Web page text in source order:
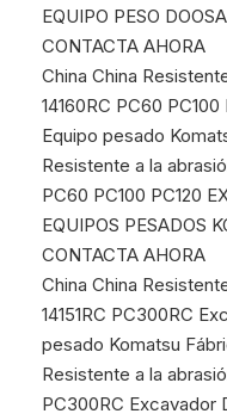
EQUIPO PESO
CONTACTA AHORA
China China
14160RC PC60
Equipo pesado
Resistente a la
PC60 PC100 PC120
EQUIPOS PESADOS
CONTACTA AHORA
China China
14151RC PC300RC
pesado Komatsu
Resistente a la
PC300RC Excavador